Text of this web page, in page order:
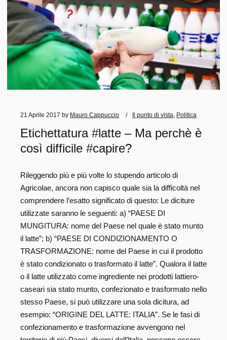
21 Aprile 2017 by Mauro Cappuccio Il punto di vista Politica
Etichettatura #latte – Ma perchè è
così difficile #capire?
Rileggendo più e più volte lo stupendo articolo di
Agricolae, ancora non capisco quale sia la difficoltà nel
comprendere l’esatto significato di questo: Le diciture
utilizzate saranno le seguenti: a) “PAESE DI
MUNGITURA: nome del Paese nel quale è stato munto
il latte”; b) “PAESE DI CONDIZIONAMENTO O
TRASFORMAZIONE: nome del Paese in cui il prodotto
è stato condizionato o trasformato il latte”. Qualora il latte
o il latte utilizzato come ingrediente nei prodotti lattiero-
caseari sia stato munto, confezionato e trasformato nello
stesso Paese, si può utilizzare una sola dicitura, ad
esempio: “ORIGINE DEL LATTE: ITALIA”. Se le fasi di
confezionamento e trasformazione avvengono nel